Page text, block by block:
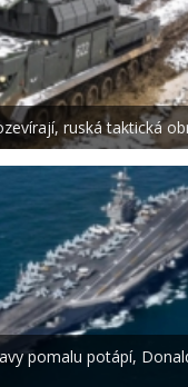
ruská taktická
pomalu potápí,